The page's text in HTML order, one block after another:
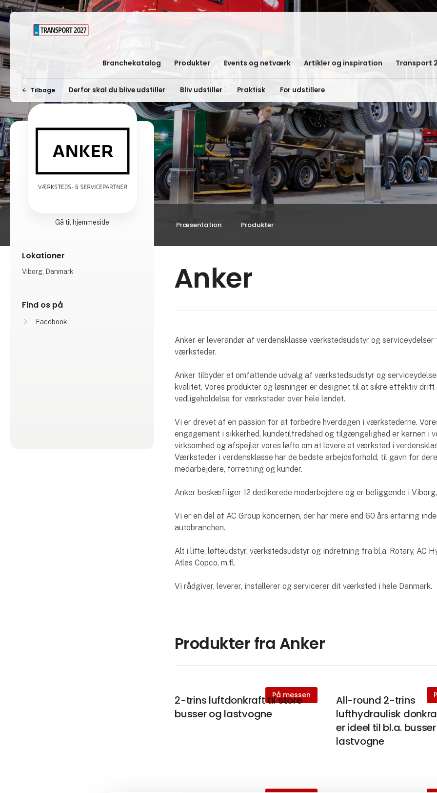
Branchekatalog Produkter Events og netværk Artikler og inspiration Transport
Tilbage Derfor skal du blive udstiller Bliv udstiller Praktisk For udstillere
Præsentation Produkter
Gå til hjemmeside
Lokationer
Viborg, Danmark
Find os på
Facebook
Anker
Anker er leverandør af verdensklasse værkstedsudstyr og serviceydelser
værksteder.
Anker tilbyder et omfattende udvalg af værkstedsudstyr og
kvalitet. Vores produkter og løsninger er designet til at sikre effektiv drift
vedligeholdelse for værksteder over hele landet.
Vi er drevet af en passion for at forbedre hverdagen i værkstederne.
engagement i sikkerhed, kundetilfredshed og tilgængelighed er kernen i
virksomhed og afspejler vores løfte om at levere et værksted i
Værksteder i verdensklasse har de bedste arbejdsforhold, til gavn for
medarbejdere, forretning og kunder.
Anker beskæftiger 12 dedikerede medarbejdere og er beliggende i
Vi er en del af AC Group koncernen, der har mere end 60 års erfaring
autobranchen.
Alt i lifte, løfteudstyr, værkstedsudstyr og indretning fra bl.a. Rotary, AC
Atlas Copco, m.fl.
Vi rådgiver, leverer, installerer og servicerer dit værksted i hele Danmark.
Produkter fra Anker
På messen
2-trins luftdonkraft til store
busser og lastvogne
All-round 2-trins
lufthydraulisk
er ideel til bl.a.
lastvogne